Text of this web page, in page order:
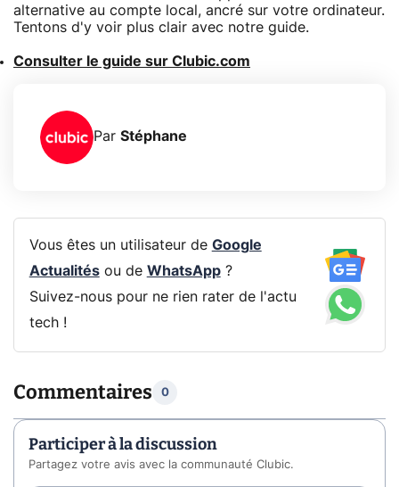
alternative au compte local, ancré sur votre ordinateur.
Tentons d'y voir plus clair avec notre guide.
Consulter le guide sur Clubic.com
Par Stéphane
Vous êtes un utilisateur de Google
Actualitésou de WhatsApp?
Suivez-nous pour ne rien rater de l'actu
tech !
Commentaires 0
Participer à la discussion
Partagez votre avis avec la communauté Clubic.